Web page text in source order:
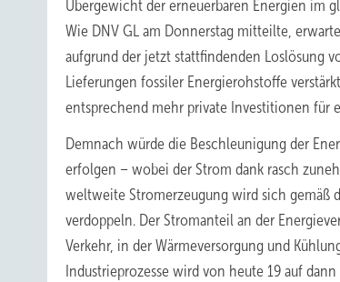
Übergewicht der erneuerbaren Energien im
Wie DNV GL am Donnerstag mitteilte,
aufgrund der jetzt stattfindenden Loslösung
Lieferungen fossiler Energierohstoffe
entsprechend mehr private Investitionen für
Demnach würde die Beschleunigung der
erfolgen – wobei der Strom dank rasch
weltweite Stromerzeugung wird sich gemäß
verdoppeln. Der Stromanteil an der
Verkehr, in der Wärmeversorgung und
Industrieprozesse wird von heute 19 auf